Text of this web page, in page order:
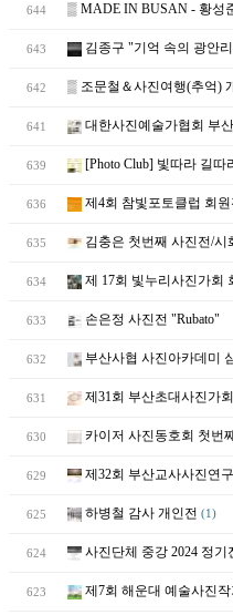
644 ▒ MADE IN BUSAN - 황성
643 김종구 "기억 속의 광안
642 ▒ 조문철＆사진여행(추억)
641 대한사진예술가협회 부
639 [Photo Club] 빛따라 길
636 제4회 참빛포토클럽 회원
635 김충은 첫번째 사진전/시
634 제 17회 빛누리사진가회
633 손은정 사진전 "Rubato"
632 부산사협 사진아카데미
631 제31회 부산초대사진가
630 카이저 사진동호회 첫번
629 제32회 부산교사사진연
625 하병철 감사 개인전 (1)
624 사진단체 중강 2024 정기
623 제7회 해운대 예술사진